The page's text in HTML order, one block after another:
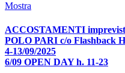
Mostra
ACCOSTAMENTI
POLO PARI c/o Flashback
4-13/09/2025
6/09 OPEN DAY h. 11-23